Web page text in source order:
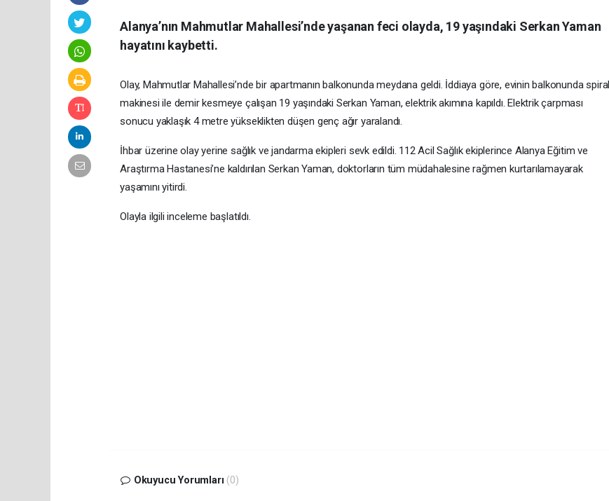
Alanya’nın Mahmutlar Mahallesi’nde yaşanan feci olayda, 19 yaşındaki Serkan Yaman
hayatını kaybetti.
Olay, Mahmutlar Mahallesi’nde bir apartmanın balkonunda meydana geldi. İddiaya göre, evinin balkonunda spiral
makinesi ile demir kesmeye çalışan 19 yaşındaki Serkan Yaman, elektrik akımına kapıldı. Elektrik çarpması
sonucu yaklaşık 4 metre yükseklikten düşen genç ağır yaralandı.
İhbar üzerine olay yerine sağlık ve jandarma ekipleri sevk edildi. 112 Acil Sağlık ekiplerince Alanya Eğitim ve
Araştırma Hastanesi’ne kaldırılan Serkan Yaman, doktorların tüm müdahalesine rağmen kurtarılamayarak
yaşamını yitirdi.
Olayla ilgili inceleme başlatıldı.
Okuyucu Yorumları (0)